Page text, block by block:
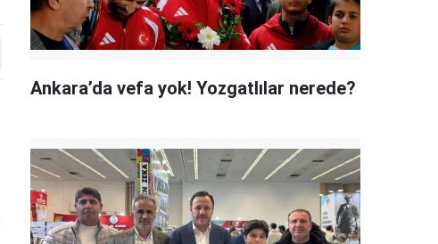
Ankara’da vefa yok! Yozgatlılar nerede?